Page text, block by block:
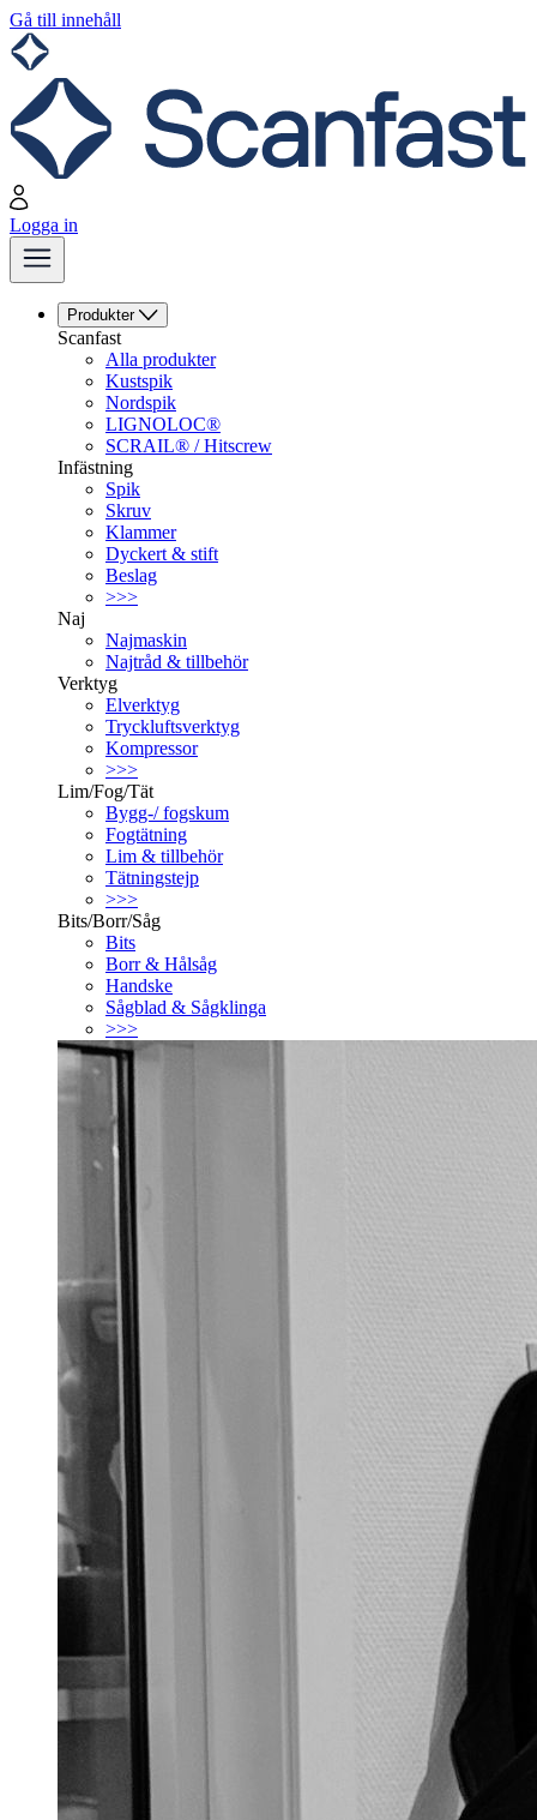
Gå till innehåll
Logga in
Produkter
Scanfast
Alla produkter
Kustspik
Nordspik
LIGNOLOC®
SCRAIL® / Hitscrew
Infästning
Spik
Skruv
Klammer
Dyckert & stift
Beslag
>>>
Naj
Najmaskin
Najtråd & tillbehör
Verktyg
Elverktyg
Tryckluftsverktyg
Kompressor
>>>
Lim/Fog/Tät
Bygg-/ fogskum
Fogtätning
Lim & tillbehör
Tätningstejp
>>>
Bits/Borr/Såg
Bits
Borr & Hålsåg
Handske
Sågblad & Sågklinga
>>>